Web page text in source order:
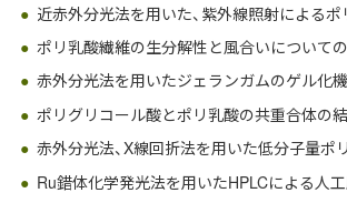
近赤外分光法を用いた、紫外線照射による
ポリ乳酸繊維の生分解性と風合いについて
赤外分光法を用いたジェランガムのゲル化
ポリグリコール酸とポリ乳酸の共重合体の
赤外分光法、X線回折法を用いた低分子量ポ
Ru錯体化学発光法を用いたHPLCによる人